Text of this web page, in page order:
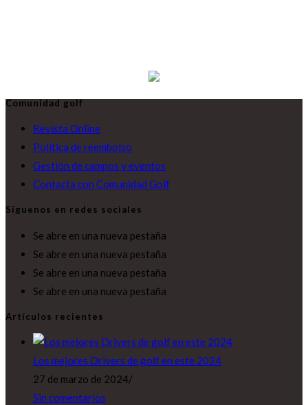
Comunidad golf
Revista Online
Política de reembolso
Gestión de campos y eventos
Contacta con Comunidad Golf
Síguenos en redes sociales
Se abre en una nueva pestaña
Se abre en una nueva pestaña
Se abre en una nueva pestaña
Se abre en una nueva pestaña
Artículos recientes
Los mejores Drivers de golf en este 2024
27 de marzo de 2024/
Sin comentarios